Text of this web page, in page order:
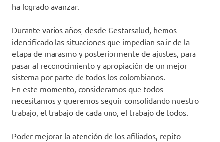
ha logrado avanzar.
Durante varios años, desde Gestarsalud, hemos
identificado las situaciones que impedían salir de la
etapa de marasmo y posteriormente de ajustes, para
pasar al reconocimiento y apropiación de un mejor
sistema por parte de todos los colombianos.
En este momento, consideramos que todos
necesitamos y queremos seguir consolidando nuestro
trabajo, el trabajo de cada uno, el trabajo de todos.
Poder mejorar la atención de los afiliados, repito